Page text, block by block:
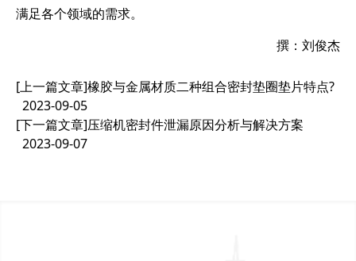
满足各个领域的需求。
撰：刘俊杰
[上一篇文章]橡胶与金属材质二种组合密封垫圈垫片特点?
2023-09-05
[下一篇文章]压缩机密封件泄漏原因分析与解决方案
2023-09-07